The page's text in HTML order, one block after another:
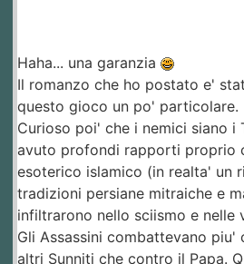
Haha... una garanzia
Il romanzo che ho postato e'
questo gioco un po' particolare.
Curioso poi' che i nemici siano i
avuto profondi rapporti proprio
esoterico islamico (in realta' un
tradizioni persiane mitraiche e
infiltrarono nello sciismo e nelle
Gli Assassini combattevano piu'
altri Sunniti che contro il Papa.